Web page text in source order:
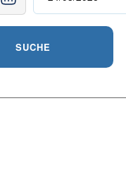
SUCHE